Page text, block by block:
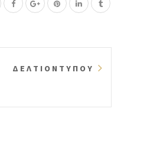
Δ Ε Λ Τ Ι Ο Ν Τ Υ Π Ο Υ